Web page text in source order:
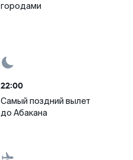
городами
22:00
Самый поздний вылет
до Абакана